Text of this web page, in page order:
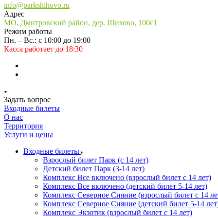
info@parkshihovo.ru
Адрес
МО, Дмитровский район, дер. Шихово, 100с1
Режим работы
Пн. – Вс.: с 10:00 до 19:00
Касса работает до 18:30
Задать вопрос
Входные билеты
О нас
Территория
Услуги и цены
Входные билеты
Взрослый билет Парк (с 14 лет)
Детский билет Парк (3-14 лет)
Комплекс Все включено (взрослый билет с 14 лет)
Комплекс Все включено (детский билет 5-14 лет)
Комплекс Северное Сияние (взрослый билет с 14
Комплекс Северное Сияние (детский билет 5-14
Комплекс Экзотик (взрослый билет с 14 лет)